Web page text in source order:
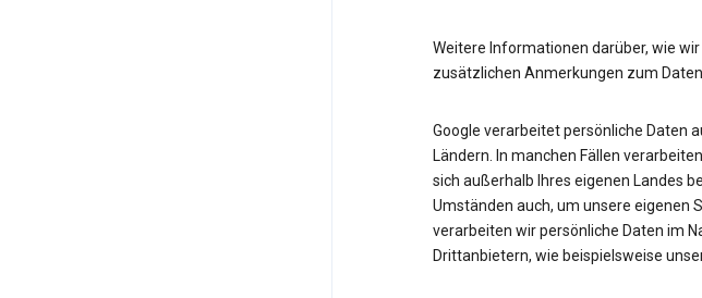
Weitere Informationen darüber, wie
zusätzlichen Anmerkungen zum
Google verarbeitet persönliche Daten
Ländern. In manchen Fällen
sich außerhalb Ihres eigenen Landes
Umständen auch, um unsere eigenen
verarbeiten wir persönliche Daten im
Drittanbietern, wie beispielsweise